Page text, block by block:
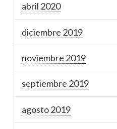
abril 2020
diciembre 2019
noviembre 2019
septiembre 2019
agosto 2019